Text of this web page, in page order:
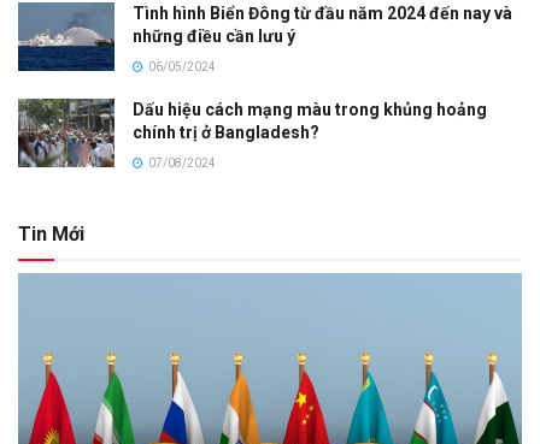
Tình hình Biển Đông từ đầu năm 2024 đến nay và
những điều cần lưu ý
06/05/2024
Dấu hiệu cách mạng màu trong khủng hoảng
chính trị ở Bangladesh?
07/08/2024
Tin Mới